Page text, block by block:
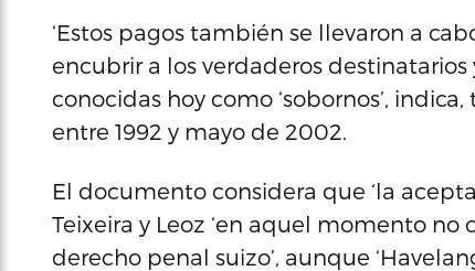
‘Estos pagos también se llevaron a
encubrir a los verdaderos destinatarios
conocidas hoy como ‘sobornos’,
entre 1992 y mayo de 2002.
El documento considera que ‘la
Teixeira y Leoz ‘en aquel momento
derecho penal suizo’, aunque